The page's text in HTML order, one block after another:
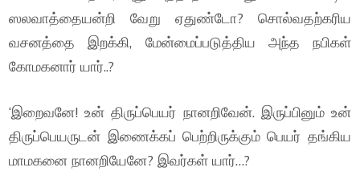
ஸலவாத்தையன்றி வேறு ஏதுண்டோ? சொல்வதற்கரிய
வசனத்தை இறக்கி, மேன்மைப்படுத்திய அந்த நபிகள்
கோமகனார் யார்..?
‘இறைவனே! உன் திருப்பெயர் நானறிவேன். இருப்பினும் உன்
திருப்பெயருடன் இணைக்கப் பெற்றிருக்கும் பெயர் தங்கிய
மாமகனை நானறியேனே? இவர்கள் யார்…?